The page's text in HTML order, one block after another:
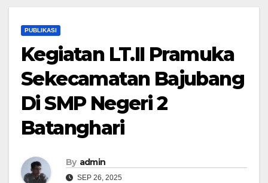
PUBLIKASI
Kegiatan LT.II Pramuka
Sekecamatan Bajubang
Di SMP Negeri 2
Batanghari
By admin
SEP 26, 2025